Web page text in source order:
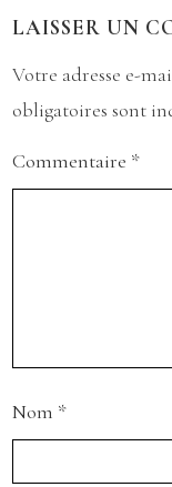
LAISSER UN
Votre adresse e-
obligatoires sont
Commentaire *
Nom *